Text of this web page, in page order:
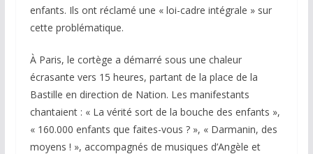
enfants. Ils ont réclamé une « loi-cadre intégrale » sur
cette problématique.
À Paris, le cortège a démarré sous une chaleur
écrasante vers 15 heures, partant de la place de la
Bastille en direction de Nation. Les manifestants
chantaient : « La vérité sort de la bouche des enfants »,
« 160.000 enfants que faites-vous ? », « Darmanin, des
moyens ! », accompagnés de musiques d’Angèle et